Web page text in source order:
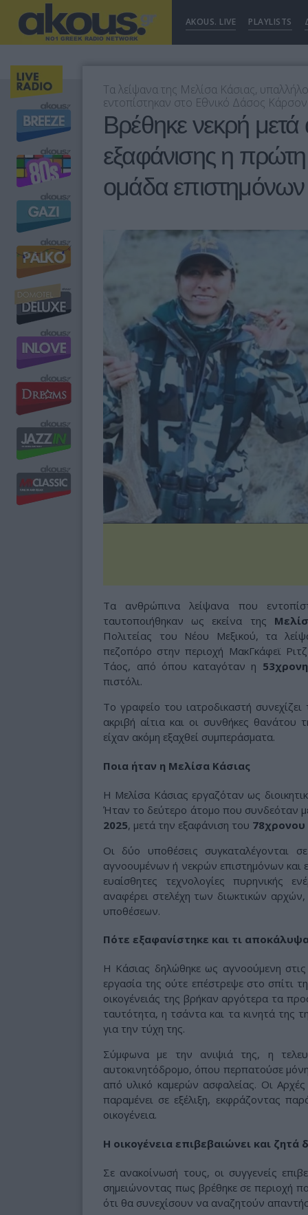
AKOUS. LIVE PLAYLISTS
Τα λείψανα της Μελίσα Κάσιας,
εντοπίστηκαν στο Εθνικό Δάσος
Βρέθηκε νεκρή
εξαφάνισης η
ομάδα
Τα ανθρώπινα λείψανα που
ταυτοποιήθηκαν ως εκείνα της
Πολιτείας του Νέου Μεξικού, τα
πεζοπόρο στην περιοχή ΜακΓκάφεϊ
Τάος, από όπου καταγόταν η 53χρονη
πιστόλι.
Το γραφείο του ιατροδικαστή
ακριβή αίτια και οι συνθήκες
είχαν ακόμη εξαχθεί συμπεράσματα.
Ποια ήταν η Μελίσα Κάσιας
Η Μελίσα Κάσιας εργαζόταν ως
Ήταν το δεύτερο άτομο που συνδεόταν
2025, μετά την εξαφάνιση του 78χρονου
Οι δύο υποθέσεις συγκαταλέγονται
αγνοουμένων ή νεκρών επιστημόνων και
ευαίσθητες τεχνολογίες πυρηνικής
αναφέρει στελέχη των διωκτικών
υποθέσεων.
Πότε εξαφανίστηκε και τι
Η Κάσιας δηλώθηκε ως αγνοούμενη
εργασία της ούτε επέστρεψε στο σπίτι
οικογένειάς της βρήκαν αργότερα τα
ταυτότητα, η τσάντα και τα κινητά της
για την τύχη της.
Σύμφωνα με την ανιψιά της, η
αυτοκινητόδρομο, όπου περπατούσε
από υλικό καμερών ασφαλείας. Οι
παραμένει σε εξέλιξη, εκφράζοντας
οικογένεια.
Η οικογένεια επιβεβαιώνει και ζητά
Σε ανακοίνωσή τους, οι συγγενείς
σημειώνοντας πως βρέθηκε σε περιοχή
ότι θα συνεχίσουν να αναζητούν